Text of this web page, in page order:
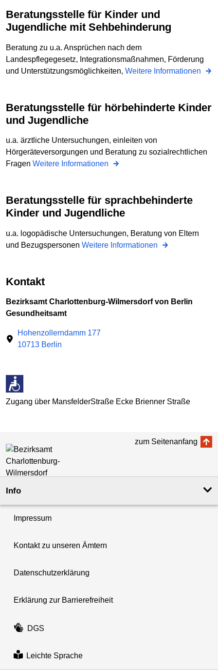
Beratungsstelle für Kinder und
Jugendliche mit Sehbehinderung
Beratung zu u.a. Ansprüchen nach dem
Landespflegegesetz, Integrationsmaßnahmen, Förderung
und Unterstützungsmöglichkeiten, Weitere Informationen
Beratungsstelle für hörbehinderte Kinder
und Jugendliche
u.a. ärztliche Untersuchungen, einleiten von
Hörgeräteversorgungen und Beratung zu sozialrechtlichen
Fragen Weitere Informationen
Beratungsstelle für sprachbehinderte
Kinder und Jugendliche
u.a. logopädische Untersuchungen, Beratung von Eltern
und Bezugspersonen Weitere Informationen
Kontakt
Bezirksamt Charlottenburg-Wilmersdorf von Berlin
Gesundheitsamt
Hohenzollerndamm 177
10713 Berlin
Zugang über MansfelderStraße Ecke Brienner Straße
zum Seitenanfang
Info
Impressum
Kontakt zu unseren Ämtern
Datenschutzerklärung
Erklärung zur Barrierefreiheit
DGS
Leichte Sprache